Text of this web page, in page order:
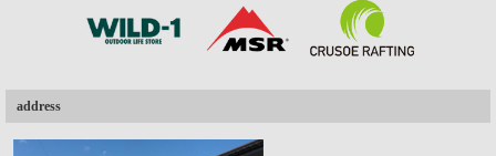
address